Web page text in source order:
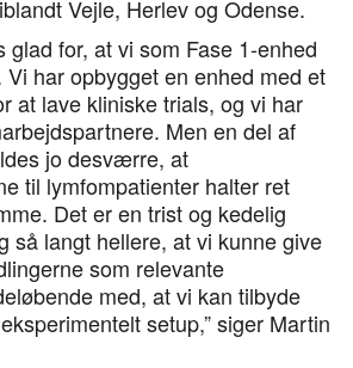
Vejle, Herlev og Odense.
glad for, at vi som Fase 1-enhed
har opbygget en enhed med et
at lave kliniske trials, og vi har
Men en del af
jo desværre, at
til lymfompatienter halter ret
Det er en trist og kedelig
så langt hellere, at vi kunne give
som relevante
med, at vi kan tilbyde
setup,” siger Martin